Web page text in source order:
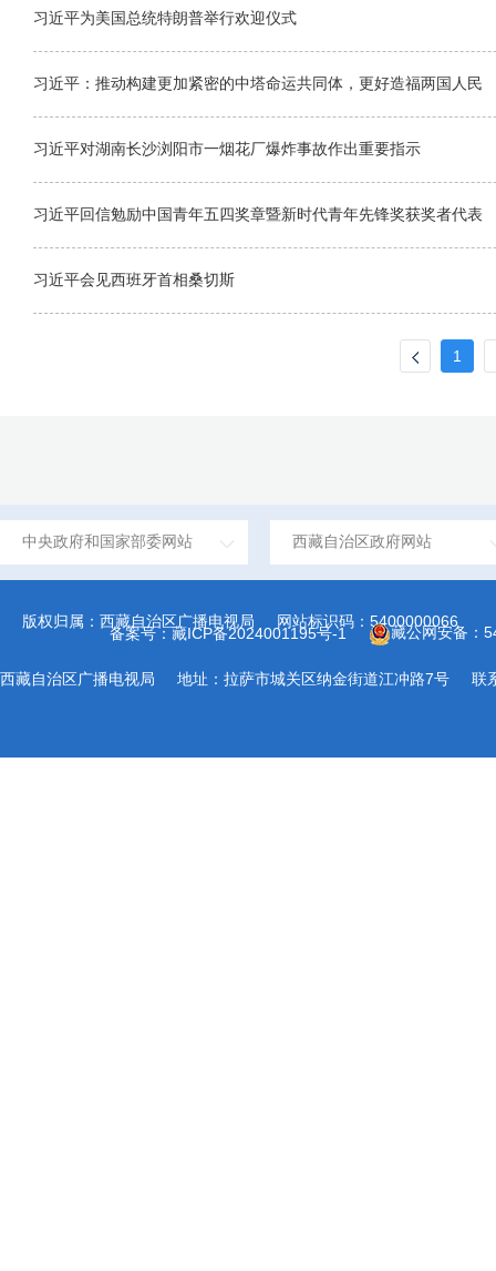
习近平为美国总统特朗普举行欢迎仪式
习近平：推动构建更加紧密的中塔命运共同体，更好造福两国人民
习近平对湖南长沙浏阳市一烟花厂爆炸事故作出重要指示
习近平回信勉励中国青年五四奖章暨新时代青年先锋奖获奖者代表
习近平会见西班牙首相桑切斯
1
中央政府和国家部委网站 西藏自治区政府网站
版权归属：西藏自治区广播电视局 网站标识码：5400000066
备案号：藏ICP备2024001195号-1 藏公网安备：
西藏自治区广播电视局 地址：拉萨市城关区纳金街道江冲路7号 联